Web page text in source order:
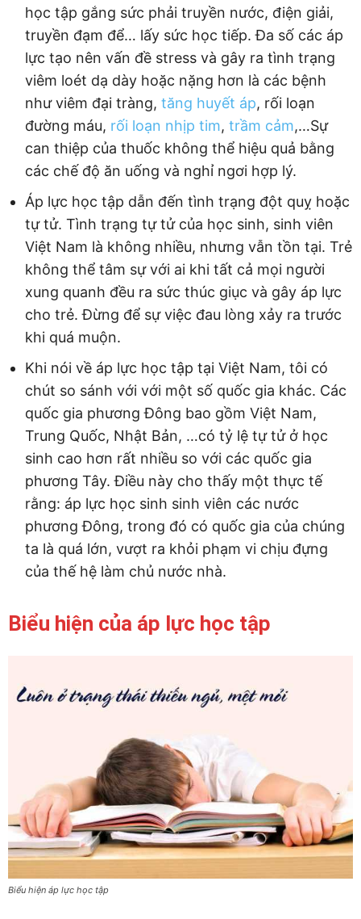
học tập gắng sức phải truyền nước, điện giải,
truyền đạm để… lấy sức học tiếp. Đa số các áp
lực tạo nên vấn đề stress và gây ra tình trạng
viêm loét dạ dày hoặc nặng hơn là các bệnh
như viêm đại tràng, tăng huyết áp, rối loạn
đường máu, rối loạn nhịp tim, trầm cảm,…Sự
can thiệp của thuốc không thể hiệu quả bằng
các chế độ ăn uống và nghỉ ngơi hợp lý.
Áp lực học tập dẫn đến tình trạng đột quỵ hoặc
tự tử. Tình trạng tự tử của học sinh, sinh viên
Việt Nam là không nhiều, nhưng vẫn tồn tại. Trẻ
không thể tâm sự với ai khi tất cả mọi người
xung quanh đều ra sức thúc giục và gây áp lực
cho trẻ. Đừng để sự việc đau lòng xảy ra trước
khi quá muộn.
Khi nói về áp lực học tập tại Việt Nam, tôi có
chút so sánh với với một số quốc gia khác. Các
quốc gia phương Đông bao gồm Việt Nam,
Trung Quốc, Nhật Bản, …có tỷ lệ tự tử ở học
sinh cao hơn rất nhiều so với các quốc gia
phương Tây. Điều này cho thấy một thực tế
rằng: áp lực học sinh sinh viên các nước
phương Đông, trong đó có quốc gia của chúng
ta là quá lớn, vượt ra khỏi phạm vi chịu đựng
của thế hệ làm chủ nước nhà.
Biểu hiện của áp lực học tập
Biểu hiện áp lực học tập